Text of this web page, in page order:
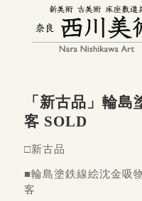
「新古品」輪
客 SOLD
□新古品
■輪島塗鉄線絵沈金吸
客